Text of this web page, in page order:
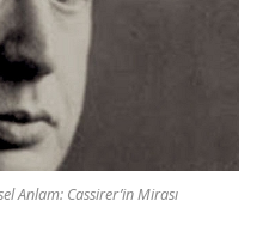
Anlam: Cassirer’in Mirası